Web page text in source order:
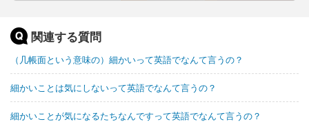
関連する質問
（几帳面という意味の）細かいって英語でなんて言うの？
細かいことは気にしないって英語でなんて言うの？
細かいことが気になるたちなんですって英語でなんて言うの？